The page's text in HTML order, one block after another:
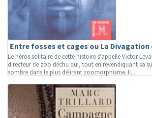
Entre fosses et cages ou La Divagation
Le héros solitaire de cette histoire s'appelle Victor
directeur de zoo déchu qui, tout en revendiquant sa
sombre dans le plus délirant zoomorphisme. II...